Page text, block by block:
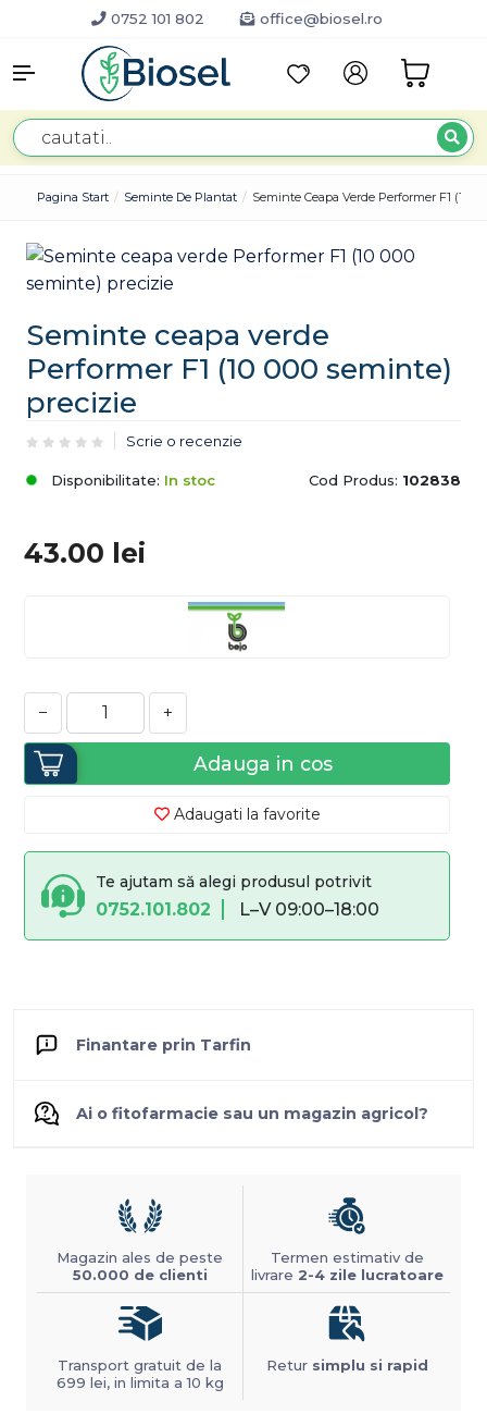
0752 101 802 office@biosel.ro
Pagina Start Seminte De Plantat Seminte Ceapa Verde Performer F1 (10
Seminte ceapa verde
Performer F1 (10 000 seminte)
precizie
Scrie o recenzie
Disponibilitate: In stoc Cod Produs: 102838
43.00 lei
− +
Adauga in cos
Adaugati la favorite
Te ajutam să alegi produsul potrivit
0752.101.802 L–V 09:00–18:00
Finantare prin Tarfin
Ai o fitofarmacie sau un magazin agricol?
Magazin ales de peste
50.000 de clienti
Termen estimativ de
livrare 2-4 zile lucratoare
Transport gratuit de la
699 lei, in limita a 10 kg
Retur simplu si rapid